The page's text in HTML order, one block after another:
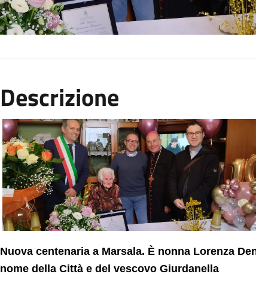
Descrizione
Nuova centenaria a Marsala. È nonna Lorenza
nome della Città e del vescovo Giurdanella